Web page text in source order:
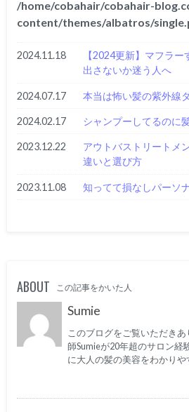
/home/cobahair/cobahair-
content/themes/albatros/
2024.11.18
【2024更新】マフラ
出さないか迷う人へ
2024.07.17 本当は怖い髪の紫外線
2024.02.17 シャンプーしてるのに
2023.12.22
アウトバストリートメ
違いと選び方
2023.11.08 知ってて損なしパーソ
ABOUT この記事をかいた人
Sumie
このブログをご覧いただき
師Sumieが20年超のサロン経
に大人の髪の美容をわかりや